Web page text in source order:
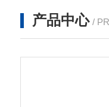
产品中心 /